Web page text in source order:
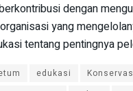
dengan
yang
tentang pentingnya
edukasi